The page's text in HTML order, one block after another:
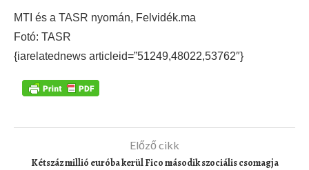
MTI és a TASR nyomán, Felvidék.ma
Fotó: TASR
{iarelatednews articleid=”51249,48022,53762″}
Előző cikk
Kétszáz millió euróba kerül Fico második szociális csomagja